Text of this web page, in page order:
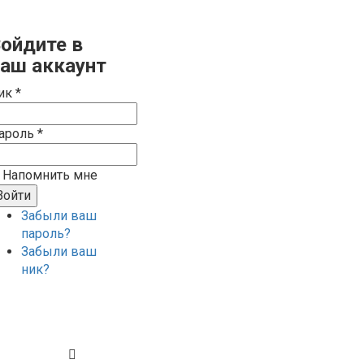
в
аккаунт
*
*
Напомнить мне
Забыли ваш
пароль?
Забыли ваш
ник?